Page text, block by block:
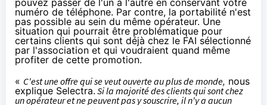
pouvez passer de l'un à l'autre en conservant votre
numéro de téléphone. Par contre, la portabilité n'est
pas possible au sein du même opérateur. Une
situation qui pourrait être problématique pour
certains clients qui sont déjà chez le FAI sélectionné
par l'association et qui voudraient quand même
profiter de cette promotion.
« C'est une offre qui se veut ouverte au plus de monde, nous
explique Selectra. Si la majorité des clients qui sont chez
un opérateur et ne peuvent pas y souscrire, il n'y a aucun